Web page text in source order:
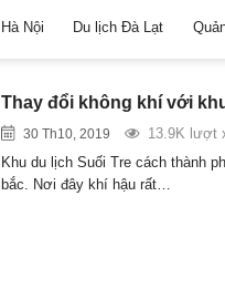
Hà Nội Du lịch Đà Lạt
Thay đổi không khí với
30 Th10, 2019
13.9K lượt
Khu du lịch Suối Tre cách thành
bắc. Nơi đây khí hậu rất…